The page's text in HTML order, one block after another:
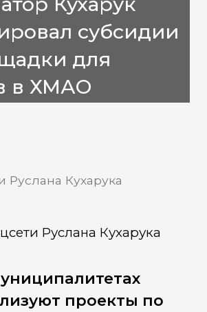
субсидии
для
в ХМАО
Руслана Кухарука
Руслана Кухарука
проекты по